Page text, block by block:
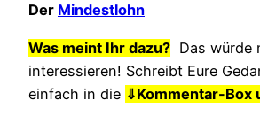
Der Mindestlohn
Was meint Ihr dazu? Das würde
interessieren! Schreibt Eure
einfach in die ⇓Kommentar-Box